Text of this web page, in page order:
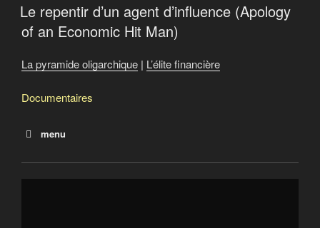
Le repentir d’un agent d’influence (Apology
of an Economic Hit Man)
La pyramide oligarchique | L’élite financière
Documentaires
menu